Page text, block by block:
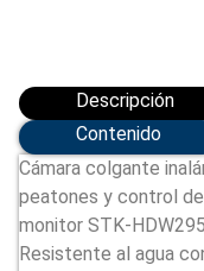
Descripción
Contenido
Cámara colgante
peatones y control
monitor STK-
Resistente al agua